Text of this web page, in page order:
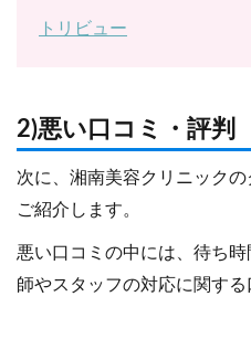
トリビュー
2)悪い口コミ・評判
次に、湘南美容クリニック
ご紹介します。
悪い口コミの中には、待ち
師やスタッフの対応に関する